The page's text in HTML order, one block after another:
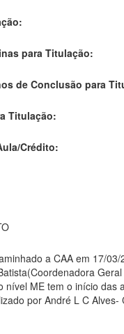
para Titulação:
de Conclusão para
Titulação:
Crédito:
a CAA em 17/
nível ME tem o início das
por André L C Alves-